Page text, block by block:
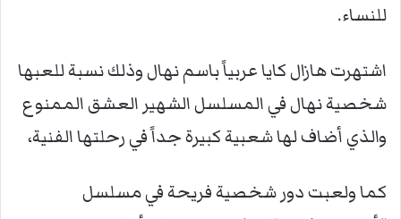
للنساء.
اشتهرت هازال كايا عربياً باسم نهال وذلك نسبة للعبها
شخصية نهال في المسلسل الشهير العشق الممنوع
والذي أضاف لها شعبية كبيرة جداً في رحلتها الفنية،
كما ولعبت دور شخصية فريحة في مسلسل